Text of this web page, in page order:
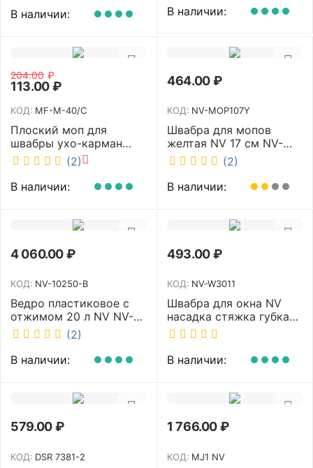
В наличии:
В наличии:
204.00 ₽
113.00₽
КОД: MF-M-40/C
Плоский моп для
швабры ухо-карман
белый 40 см NV MF-M-
40/C
(2)
В наличии:
464.00₽
КОД: NV-MOP107Y
Швабра для мопов
желтая NV 17 см NV-
MOP107Y (2)
В наличии:
4 060.00₽
КОД: NV-10250-B
Ведро пластиковое с
отжимом 20 л NV NV-
10250-B
(2)
В наличии:
493.00₽
КОД: NV-W3011
Швабра для окна NV
насадка стяжка губка
30 см телескопическая
рукоятка 70-110 см NV-
W3011
В наличии:
579.00₽
КОД: DSR 7381-2
1 766.00₽
КОД: MJ1 NV